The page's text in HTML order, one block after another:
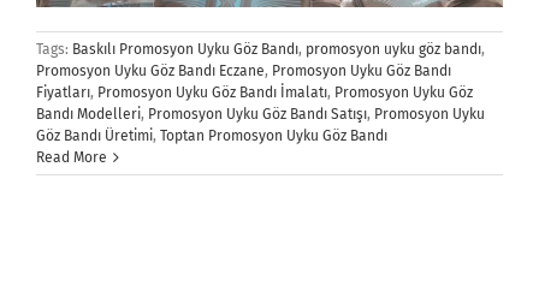
Tags: Baskılı Promosyon Uyku Göz Bandı, promosyon uyku göz bandı,
Promosyon Uyku Göz Bandı Eczane, Promosyon Uyku Göz Bandı
Fiyatları, Promosyon Uyku Göz Bandı İmalatı, Promosyon Uyku Göz
Bandı Modelleri, Promosyon Uyku Göz Bandı Satışı, Promosyon Uyku
Göz Bandı Üretimi, Toptan Promosyon Uyku Göz Bandı
Read More